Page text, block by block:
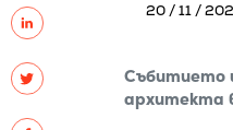
20 / 11 /
Събитието
архитекта